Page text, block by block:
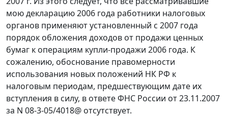
мою декларацию 2006 года работники налоговых
органов применяют установленный с 2007 года
порядок обложения доходов от продажи ценных
бумаг к операциям купли-продажи 2006 года. К
сожалению, обоснование правомерности
использования новых положений НК РФ к
налоговым периодам, предшествующим дате их
вступления в силу, в ответе ФНС России от 23.11.2007
за N 08-3-05/4018@ отсутствует.